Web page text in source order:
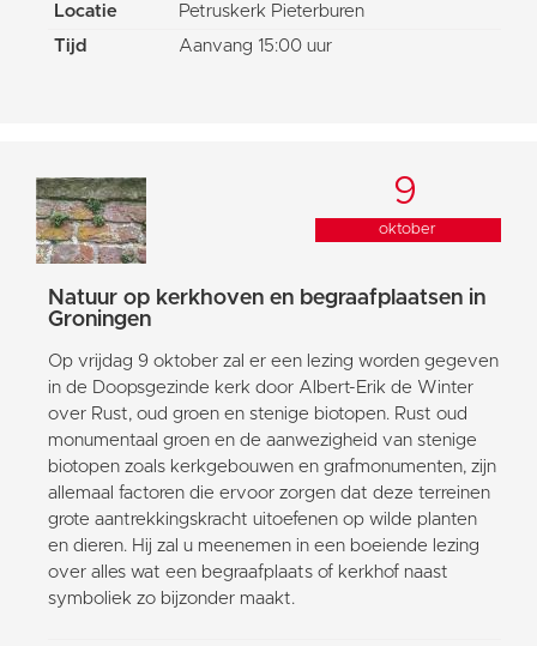
Locatie
Petruskerk Pieterburen
Tijd
Aanvang 15:00 uur
9
oktober
Natuur op kerkhoven en begraafplaatsen in
Groningen
Op vrijdag 9 oktober zal er een lezing worden gegeven
in de Doopsgezinde kerk door Albert-Erik de Winter
over Rust, oud groen en stenige biotopen. Rust oud
monumentaal groen en de aanwezigheid van stenige
biotopen zoals kerkgebouwen en grafmonumenten, zijn
allemaal factoren die ervoor zorgen dat deze terreinen
grote aantrekkingskracht uitoefenen op wilde planten
en dieren. Hij zal u meenemen in een boeiende lezing
over alles wat een begraafplaats of kerkhof naast
symboliek zo bijzonder maakt.